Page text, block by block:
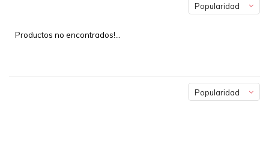
Popularidad
Productos no encontrados!...
Popularidad